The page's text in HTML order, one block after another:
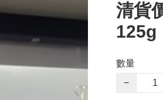
清貨
125g
數量
−